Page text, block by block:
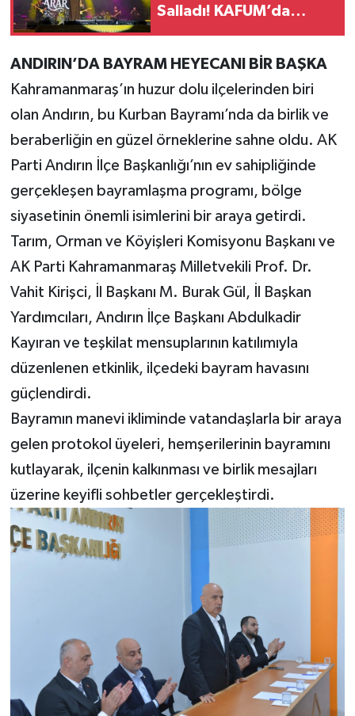
Salladı! KAFUM’da
ANDIRIN’DA BAYRAM HEYECANI BİR BAŞKA
Kahramanmaraş’ın huzur dolu ilçelerinden biri
olan Andırın, bu Kurban Bayramı’nda da birlik ve
beraberliğin en güzel örneklerine sahne oldu. AK
Parti Andırın İlçe Başkanlığı’nın ev sahipliğinde
gerçekleşen bayramlaşma programı, bölge
siyasetinin önemli isimlerini bir araya getirdi.
Tarım, Orman ve Köyişleri Komisyonu Başkanı ve
AK Parti Kahramanmaraş Milletvekili Prof. Dr.
Vahit Kirişci, İl Başkanı M. Burak Gül, İl Başkan
Yardımcıları, Andırın İlçe Başkanı Abdulkadir
Kayıran ve teşkilat mensuplarının katılımıyla
düzenlenen etkinlik, ilçedeki bayram havasını
güçlendirdi.
Bayramın manevi ikliminde vatandaşlarla bir araya
gelen protokol üyeleri, hemşerilerinin bayramını
kutlayarak, ilçenin kalkınması ve birlik mesajları
üzerine keyifli sohbetler gerçekleştirdi.
Yaşam
KAHRAMANMARAŞ